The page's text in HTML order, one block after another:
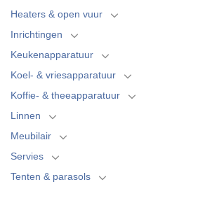
Heaters & open vuur
Inrichtingen
Keukenapparatuur
Koel- & vriesapparatuur
Koffie- & theeapparatuur
Linnen
Meubilair
Servies
Tenten & parasols